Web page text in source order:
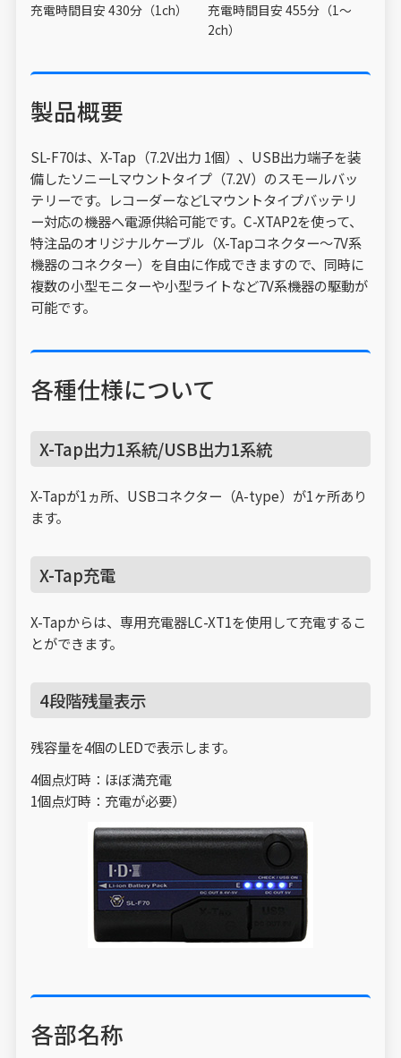
充電時間目安 430分（1ch）
充電時間目安 455分（1～
2ch）
製品概要
SL-F70は、X-Tap（7.2V出力 1個）、USB出力端子を装
備したソニーLマウントタイプ（7.2V）のスモールバッ
テリーです。レコーダーなどLマウントタイプバッテリ
ー対応の機器へ電源供給可能です。C-XTAP2を使って、
特注品のオリジナルケーブル（X-Tapコネクター～7V系
機器のコネクター）を自由に作成できますので、同時に
複数の小型モニターや小型ライトなど7V系機器の駆動が
可能です。
各種仕様について
X-Tap出力1系統/USB出力1系統
X-Tapが1ヵ所、USBコネクター（A-type）が1ヶ所あり
ます。
X-Tap充電
X-Tapからは、専用充電器LC-XT1を使用して充電するこ
とができます。
4段階残量表示
残容量を4個のLEDで表示します。
4個点灯時：ほぼ満充電
1個点灯時：充電が必要）
各部名称